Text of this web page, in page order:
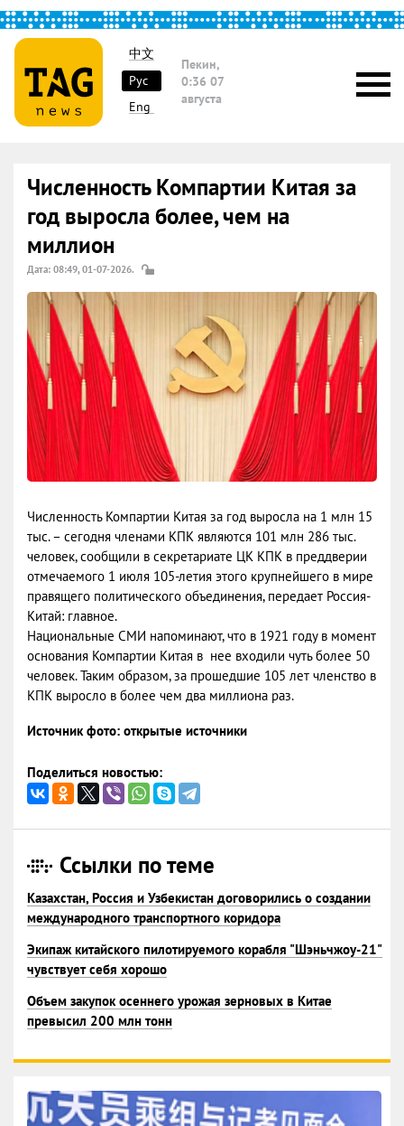
中文
Рус
Eng
Пекин,
0:36 07
августа
Численность Компартии Китая за
год выросла более, чем на
миллион
Дата: 08:49, 01-07-2026.
Численность Компартии Китая за год выросла на 1 млн 15
тыс. – сегодня членами КПК являются 101 млн 286 тыс.
человек, сообщили в секретариате ЦК КПК в преддверии
отмечаемого 1 июля 105-летия этого крупнейшего в мире
правящего политического объединения, передает Россия-
Китай: главное.
Национальные СМИ напоминают, что в 1921 году в момент
основания Компартии Китая в нее входили чуть более 50
человек. Таким образом, за прошедшие 105 лет членство в
КПК выросло в более чем два миллиона раз.
Источник фото: открытые источники
Поделиться новостью:
Ссылки по теме
Казахстан, Россия и Узбекистан договорились о создании
международного транспортного коридора
Экипаж китайского пилотируемого корабля "Шэньчжоу-21"
чувствует себя хорошо
Объем закупок осеннего урожая зерновых в Китае
превысил 200 млн тонн